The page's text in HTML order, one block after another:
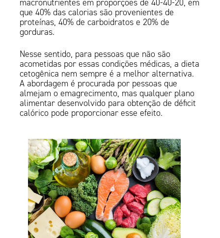
macronutrientes em proporções de 40-40-20, em
que 40% das calorias são provenientes de
proteínas, 40% de carboidratos e 20% de
gorduras.
Nesse sentido, para pessoas que não são
acometidas por essas condições médicas, a dieta
cetogênica nem sempre é a melhor alternativa.
A abordagem é procurada por pessoas que
almejam o emagrecimento, mas qualquer plano
alimentar desenvolvido para obtenção de déficit
calórico pode proporcionar esse efeito.